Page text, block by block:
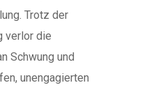
Trotz der
verlor die
Schwung und
unengagierten